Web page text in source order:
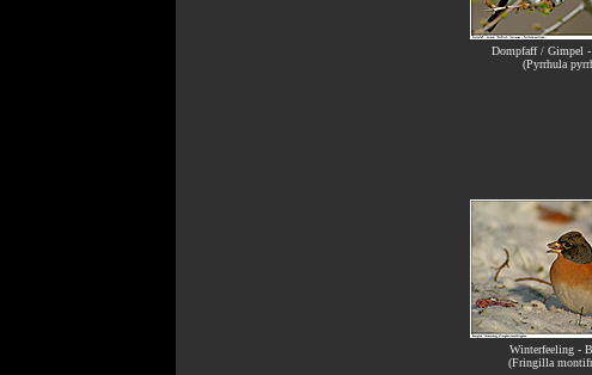
Dompfaff / Gimpel -
(Pyrrhula
Winterfeeling -
(Fringilla